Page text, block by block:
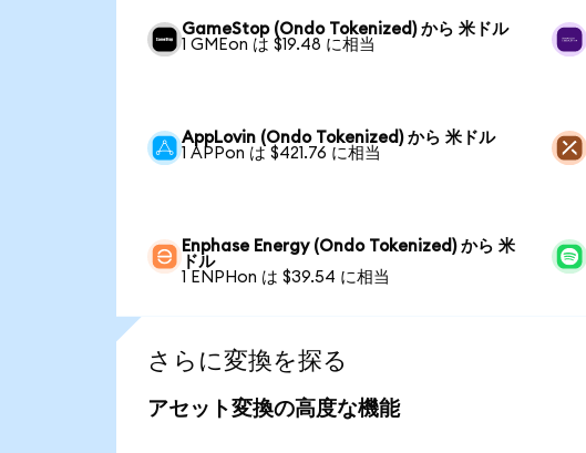
GameStop (Ondo Tokenized) から 米ドル
1 GMEon は $19.48 に相当
AppLovin (Ondo Tokenized) から 米ドル
1 APPon は $421.76 に相当
Enphase Energy (Ondo Tokenized) から 米
ドル
1 ENPHon は $39.54 に相当
さらに変換を探る
アセット変換の高度な機能